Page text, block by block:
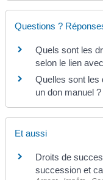
Questions ?
Quels sont les
selon le lien
Quelles sont les
un don manuel ?
Et aussi
Droits de
succession et